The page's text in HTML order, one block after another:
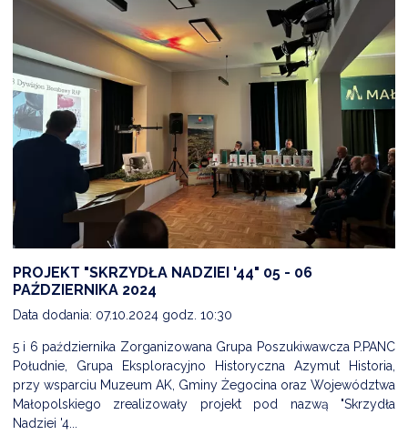
PROJEKT "SKRZYDŁA NADZIEI '44" 05 - 06
PAŹDZIERNIKA 2024
Data dodania: 07.10.2024 godz. 10:30
5 i 6 października Zorganizowana Grupa Poszukiwawcza P.PANC
Południe, Grupa Eksploracyjno Historyczna Azymut Historia,
przy wsparciu Muzeum AK, Gminy Żegocina oraz Województwa
Małopolskiego zrealizowały projekt pod nazwą "Skrzydła
Nadziei '4...